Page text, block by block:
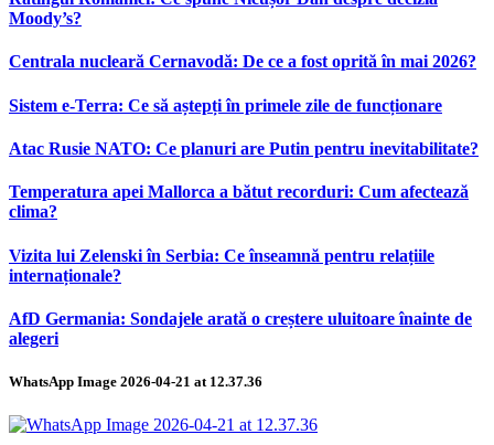
Moody’s?
Centrala nucleară Cernavodă: De ce a fost oprită în mai 2026?
Sistem e-Terra: Ce să aștepți în primele zile de funcționare
Atac Rusie NATO: Ce planuri are Putin pentru inevitabilitate?
Temperatura apei Mallorca a bătut recorduri: Cum afectează
clima?
Vizita lui Zelenski în Serbia: Ce înseamnă pentru relațiile
internaționale?
AfD Germania: Sondajele arată o creștere uluitoare înainte de
alegeri
WhatsApp Image 2026-04-21 at 12.37.36